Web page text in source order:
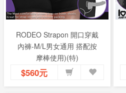
RODEO Strapon 開口穿戴
內褲-M/L男女通用 搭配按
摩棒使用)(特)
$560元